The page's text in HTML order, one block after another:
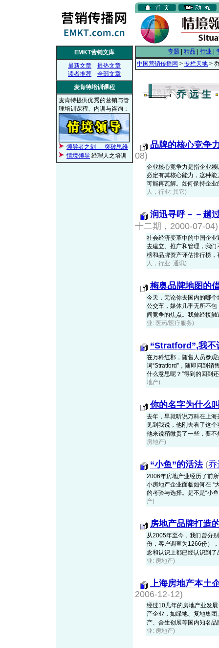
EMKT营销文库
最新文章
最热文章
读者推荐
全部文章
麦肯特培训课程
麦肯特提供优秀的营销与管
理培训课程、内训与咨询：
领导者之剑 － 突破思维
情境领导 经理人之培训
专题 精品 行业
中国营销传播网 > 专栏天地 >
品牌的核心竞争
08)
企业核心竞争力是指企业
必定有其核心能力，这种
可能再瓦解。如何保持企
人，行业: 其它)
润迅寻呼－－趟
十二期，2000-07-04)
社会经济变革中的中国企
去建立、推广和管理，我
榜和品牌资产评估排行榜
人，行业: 通讯)
梅奥品牌地图的
今天，无论你去国内的哪
公交车，媒体几乎无所不
间竞争的焦点。我曾经接
业: 医药/医疗服务)
“Stratford”,我不
在万科红郡，随售人员参
词“Stratford”，随即问到销
什么意思呢？”得到的回到
地产)
你的名字为什么
去年，早就听说万科在上
见到我说，他刚去看了这
他来说稍微贵了一些，要
房地产)
“小鱼”的活法 (乔
2006年房地产业经历了前
小房地产企业面临如何在 “
的考验与选择。是不是“小
产)
房地产品牌打造
从2005年至今，我们曾分
份，客户调查为1266份）
念和认识上都已经认识到
业: 房地产)
上海房地产本土
2006-12-12)
经过10几年的房地产业发
产企业，如绿地、复地集
产、合生创展等国内知名
业: 房地产)